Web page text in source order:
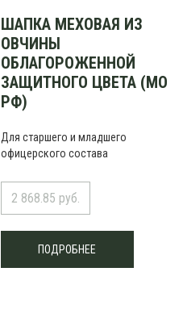
ШАПКА МЕХОВАЯ ИЗ
ОВЧИНЫ
ОБЛАГОРОЖЕННОЙ
ЗАЩИТНОГО ЦВЕТА (МО
РФ)
Для старшего и младшего
офицерского состава
2 868.85 руб.
ПОДРОБНЕЕ